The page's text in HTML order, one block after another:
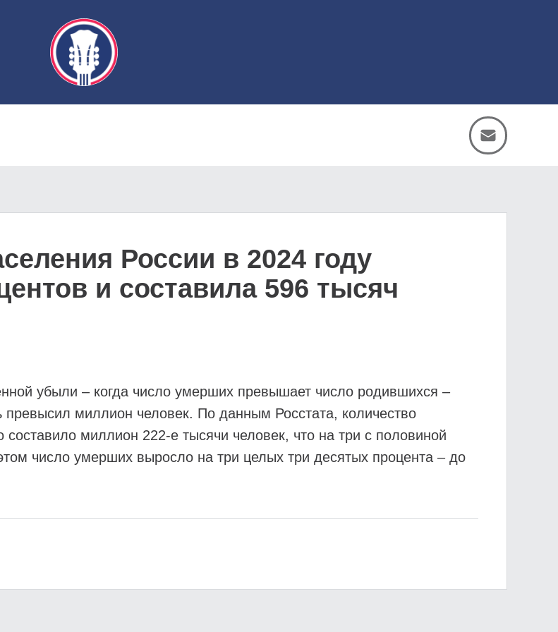
России в 2024 году
и составила 596 тысяч
убыли – когда число умерших превышает число родившихся –
превысил миллион человек. По данным Росстата, количество
миллион 222-е тысячи человек, что на три с половиной
число умерших выросло на три целых три десятых процента – до